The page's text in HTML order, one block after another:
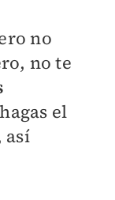
no
no te
el
así